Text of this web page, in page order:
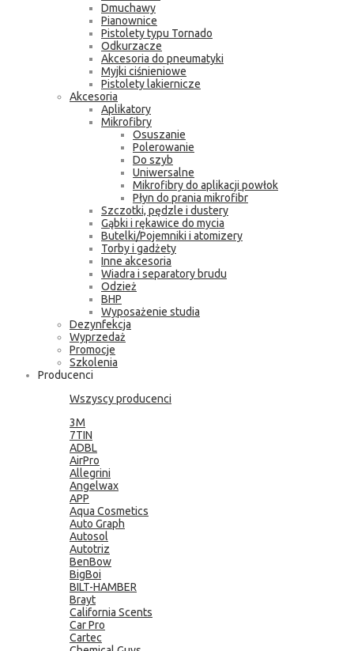
Dmuchawy
Pianownice
Pistolety typu Tornado
Odkurzacze
Akcesoria do pneumatyki
Myjki ciśnieniowe
Pistolety lakiernicze
Akcesoria
Aplikatory
Mikrofibry
Osuszanie
Polerowanie
Do szyb
Uniwersalne
Mikrofibry do aplikacji powłok
Płyn do prania mikrofibr
Szczotki, pędzle i dustery
Gąbki i rękawice do mycia
Butelki/Pojemniki i atomizery
Torby i gadżety
Inne akcesoria
Wiadra i separatory brudu
Odzież
BHP
Wyposażenie studia
Dezynfekcja
Wyprzedaż
Promocje
Szkolenia
Producenci
Wszyscy producenci
3M
7TIN
ADBL
AirPro
Allegrini
Angelwax
APP
Aqua Cosmetics
Auto Graph
Autosol
Autotriz
BenBow
BigBoi
BILT-HAMBER
Brayt
California Scents
Car Pro
Cartec